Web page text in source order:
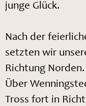
junge Glück.
Nach der
setzten wir
Richtung Norden.
Über
Tross fort in